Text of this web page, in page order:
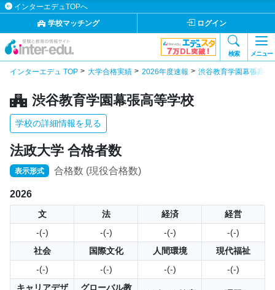
インターエデュTOPへ
学校マッチング
ログイン
検索 メニュー
インターエデュ TOP 大学合格実績 2026年度速報 渋谷教育学園幕張高等
渋谷教育学園幕張高等学校
学校の詳細情報を見る
法政大学 合格者数
表示形式 合格数 (現役合格数)
2026
文 法 経済
経営
-(-)
-(-) -(-)
-(-)
社会
国際文化 人間環境
現代福祉
-(-)
-(-) -(-)
-(-)
キャリアデザ
グローバル教